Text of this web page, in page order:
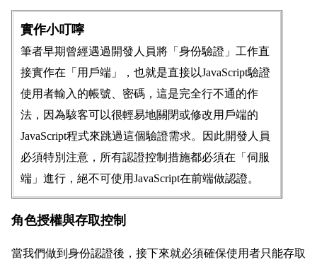
實作小叮嚀
筆者早期曾經遇過開發人員將「身份驗證」工作直
接實作在「用戶端」，也就是直接以JavaScript驗證
使用者輸入的帳號、密碼，這是完全行不通的作
法，因為駭客可以很輕易地關閉或修改用戶端的
JavaScript程式來跳過這個驗證需求。因此開發人員
必須特別注意，所有認證控制措施都必須在「伺服
端」進行，絕不可使用JavaScript在前端做認證。
角色授權與存取控制
當我們做到身份認證後，接下來就必須確保使用者只能存取